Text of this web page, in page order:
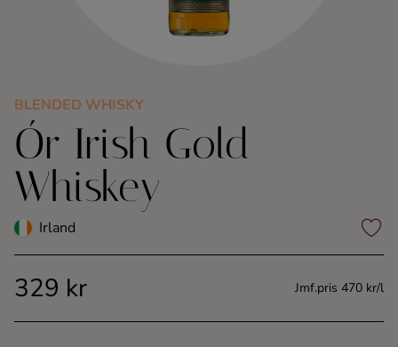
Konjak
Likör
Rom
Tequila
BLENDED WHISKY
Ór Irish Gold
Whiskey
Irland
329 kr Jmf.pris 470 kr/l